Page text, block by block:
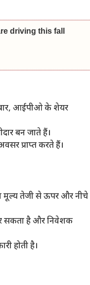
driving this fall
आईपीओ के शेयर
बन जाते हैं।
प्राप्त करते हैं।
तेजी से ऊपर और नीचे
सकता है और निवेशक
होती है।